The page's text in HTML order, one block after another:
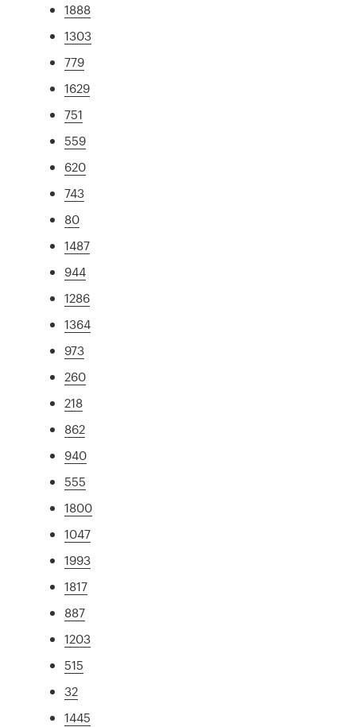
1888
1303
779
1629
751
559
620
743
80
1487
944
1286
1364
973
260
218
862
940
555
1800
1047
1993
1817
887
1203
515
32
1445